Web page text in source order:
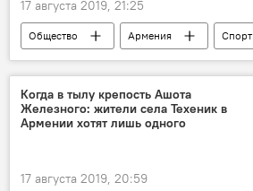
17 августа 2019, 21:25
Общество Армения
Спорт
ЧМ
Таллинн
Эстония
Новости Армения
финал
Победа золото
Когда в тылу крепость Ашота
Железного: жители села Техеник в
Армении хотят лишь одного
17 августа 2019, 20:59